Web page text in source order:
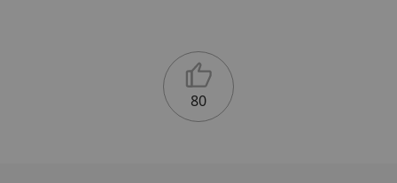
80